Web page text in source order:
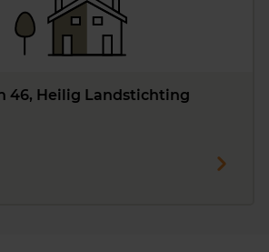
46, Heilig Landstichting